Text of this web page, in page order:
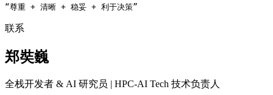
“尊重 + 清晰 + 稳妥 + 利于决策”
联系
郑奘巍
全栈开发者 & AI 研究员 | HPC-AI Tech 技术负责人